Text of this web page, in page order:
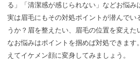
る」「清潔感が感じられない」などお悩み
実は眉毛にもその対処ポイントが潜んでい
うか？眉を整えたい、眉毛の位置を変えた
なお悩みはポイントを掴めば対処できます
えてイケメン顔に変身してみましょう。